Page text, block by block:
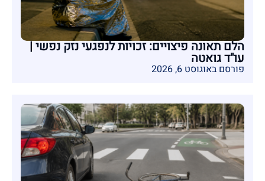
הלם תאונה פיצויים: זכויות לנפגעי נזק נפשי |
עו"ד גואטה
פורסם באוגוסט 6, 2026